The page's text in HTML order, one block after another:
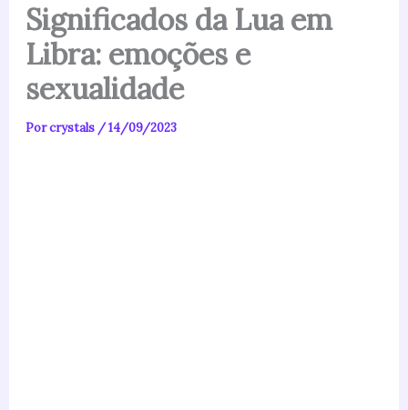
Significados da Lua em
Libra: emoções e
sexualidade
Porcrystals /14/09/2023